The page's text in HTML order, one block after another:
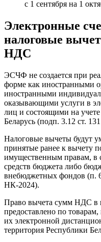
с 1 сентября на 1
Электронные
налоговые
НДС
ЭСЧФ не создается при
форме как иностранными
иностранными
оказывающими услуги в
лиц и состоящими на
Беларусь (подп. 3.12 ст.
Налоговые вычеты будут
принятые ранее к вычету
имущественным правам, в
средств бюджета либо
внебюджетных фондов (п.
НК-2024).
Право вычета сумм НДС в
предоставлено по
их электронной
территория Республики